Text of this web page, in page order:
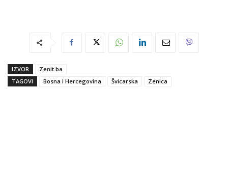
IZVOR
Zenit.ba
TAGOVI
Bosna i Hercegovina Švicarska Zenica